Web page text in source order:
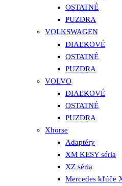
OSTATNÉ
PUZDRA
VOLKSWAGEN
DIAĽKOVÉ
OSTATNÉ
PUZDRA
VOLVO
DIAĽKOVÉ
OSTATNÉ
PUZDRA
Xhorse
Adaptéry
XM KESY séria
XZ séria
Mercedes kľúče